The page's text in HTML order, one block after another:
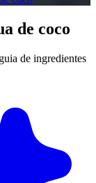
de coco
de ingredientes